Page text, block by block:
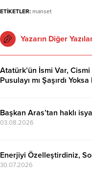
ETİKETLER: manset
Yazarın Diğer
Atatürk’ün İsmi Var,
Pusulayı mı Şaşırdı
Başkan Aras’tan haklı
03.08.2026
Enerjiyi Özelleştirdiniz,
30.07.2026